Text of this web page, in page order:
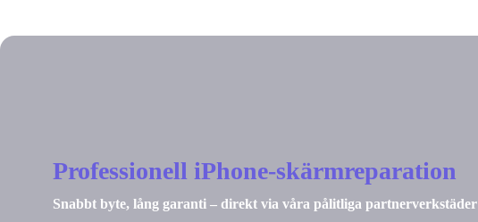
Professionell iPhone-skärmreparation
Snabbt byte, lång garanti – direkt via våra pålitliga partnerverkstäder